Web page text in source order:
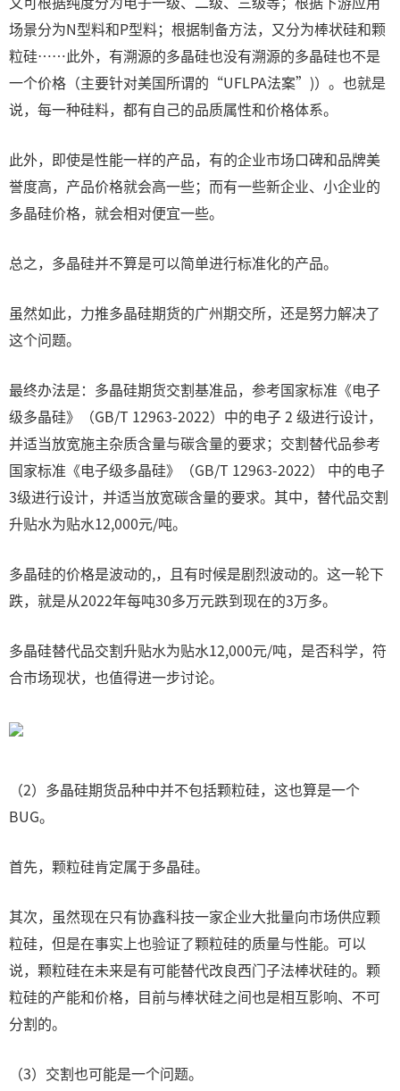
场景分为N型料和P型料；根据制备方法，又分为棒状硅和颗
粒硅……此外，有溯源的多晶硅也没有溯源的多晶硅也不是
一个价格（主要针对美国所谓的“UFLPA法案”)）。也就是
说，每一种硅料，都有自己的品质属性和价格体系。
此外，即使是性能一样的产品，有的企业市场口碑和品牌美
誉度高，产品价格就会高一些；而有一些新企业、小企业的
多晶硅价格，就会相对便宜一些。
总之，多晶硅并不算是可以简单进行标准化的产品。
虽然如此，力推多晶硅期货的广州期交所，还是努力解决了
这个问题。
最终办法是：多晶硅期货交割基准品，参考国家标准《电子
级多晶硅》（GB/T 12963-2022）中的电子 2 级进行设计，
并适当放宽施主杂质含量与碳含量的要求；交割替代品参考
国家标准《电子级多晶硅》（GB/T 12963-2022） 中的电子
3级进行设计，并适当放宽碳含量的要求。其中，替代品交割
升贴水为贴水12,000元/吨。
多晶硅的价格是波动的,，且有时候是剧烈波动的。这一轮下
跌，就是从2022年每吨30多万元跌到现在的3万多。
多晶硅替代品交割升贴水为贴水12,000元/吨，是否科学，符
合市场现状，也值得进一步讨论。
（2）多晶硅期货品种中并不包括颗粒硅，这也算是一个
BUG。
首先，颗粒硅肯定属于多晶硅。
其次，虽然现在只有协鑫科技一家企业大批量向市场供应颗
粒硅，但是在事实上也验证了颗粒硅的质量与性能。可以
说，颗粒硅在未来是有可能替代改良西门子法棒状硅的。颗
粒硅的产能和价格，目前与棒状硅之间也是相互影响、不可
分割的。
（3）交割也可能是一个问题。